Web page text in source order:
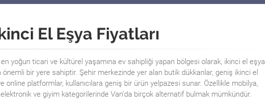
El Eşya Fiyatları
yoğun ticari ve kültürel yaşamına ev sahipliği yapan bölgesi olarak, ikinci el eşya
önemli bir yere sahiptir. Şehir merkezinde yer alan butik dükkanlar, geniş ikinci el
online platformlar, kullanıcılara geniş bir ürün yelpazesi sunar. Özellikle mobilya,
ve giyim kategorilerinde Van'da birçok alternatif bulmak mümkündür.